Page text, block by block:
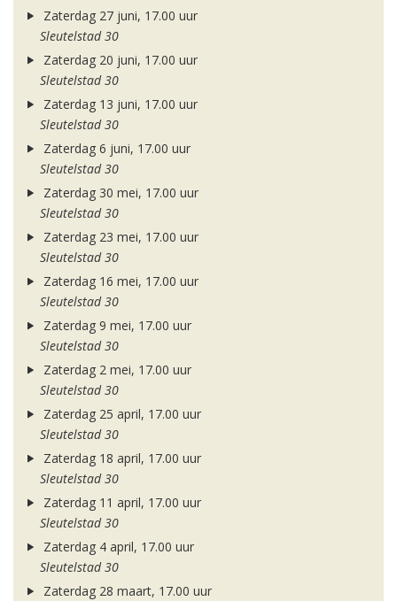
Zaterdag 27 juni, 17.00 uur
Sleutelstad 30
Zaterdag 20 juni, 17.00 uur
Sleutelstad 30
Zaterdag 13 juni, 17.00 uur
Sleutelstad 30
Zaterdag 6 juni, 17.00 uur
Sleutelstad 30
Zaterdag 30 mei, 17.00 uur
Sleutelstad 30
Zaterdag 23 mei, 17.00 uur
Sleutelstad 30
Zaterdag 16 mei, 17.00 uur
Sleutelstad 30
Zaterdag 9 mei, 17.00 uur
Sleutelstad 30
Zaterdag 2 mei, 17.00 uur
Sleutelstad 30
Zaterdag 25 april, 17.00 uur
Sleutelstad 30
Zaterdag 18 april, 17.00 uur
Sleutelstad 30
Zaterdag 11 april, 17.00 uur
Sleutelstad 30
Zaterdag 4 april, 17.00 uur
Sleutelstad 30
Zaterdag 28 maart, 17.00 uur